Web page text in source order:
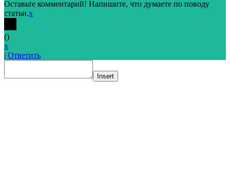
Оставьте комментарий! Напишите, что думаете по поводу
статьи.x
()
x
| Ответить
Insert